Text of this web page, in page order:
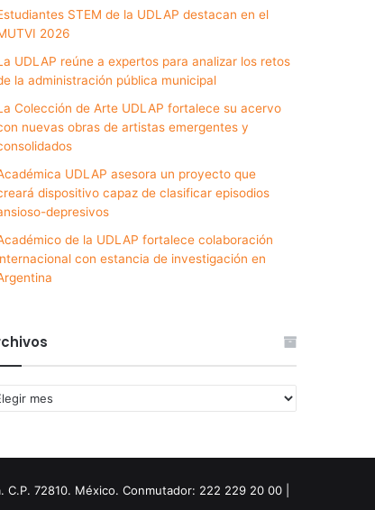
STEM de la UDLAP destacan en el
2026
UDLAP reúne a expertos para analizar los retos
la administración pública municipal
Colección de Arte UDLAP fortalece su acervo
nuevas obras de artistas emergentes y
UDLAP asesora un proyecto que
dispositivo capaz de clasificar episodios
depresivos
de la UDLAP fortalece colaboración
con estancia de investigación en
72810. México. Conmutador: 222 229 20 00 |